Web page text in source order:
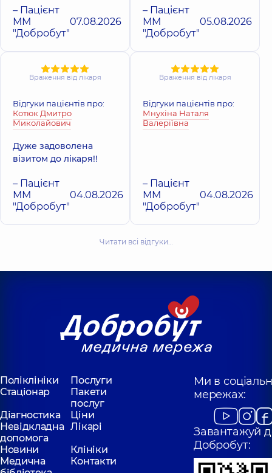
– Пацієнт
ММ
"Добробут"
07.08.2026
– Пацієнт
ММ
"Добробут"
05.08.2026
Враження від лікаря
Відгуки пацієнтів про:
Котюк Дмитро
Миколайович
Дуже задоволена
візитом до лікаря!!
– Пацієнт
ММ
"Добробут"
04.08.2026
Враження від лікаря
Відгуки пацієнтів про:
Мнухіна Наталя
Валеріївна
– Пацієнт
ММ
"Добробут"
04.08.2026
Читати всі відгуки…
Поліклініки
Послуги
Стаціонар
Пакети
послуг
Діагностика
Ціни
Невідкладна
допомога
Лікарі
Новини
Клініки
Медична
Контакти
Ми в
мережах:
Завантажуй
Добробут: